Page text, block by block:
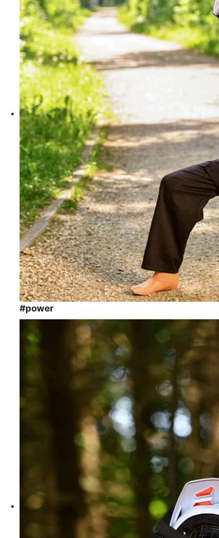
#power